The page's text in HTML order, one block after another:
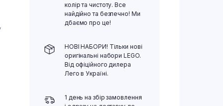
колір та чистоту. Все
найдійно та безпечно! Ми
дбаємо про це!
НОВІ НАБОРИ! Тільки нові
оригінальні набори LEGO.
Від офіційного дилера
Лего в Україні.
1 день на збір замовлення